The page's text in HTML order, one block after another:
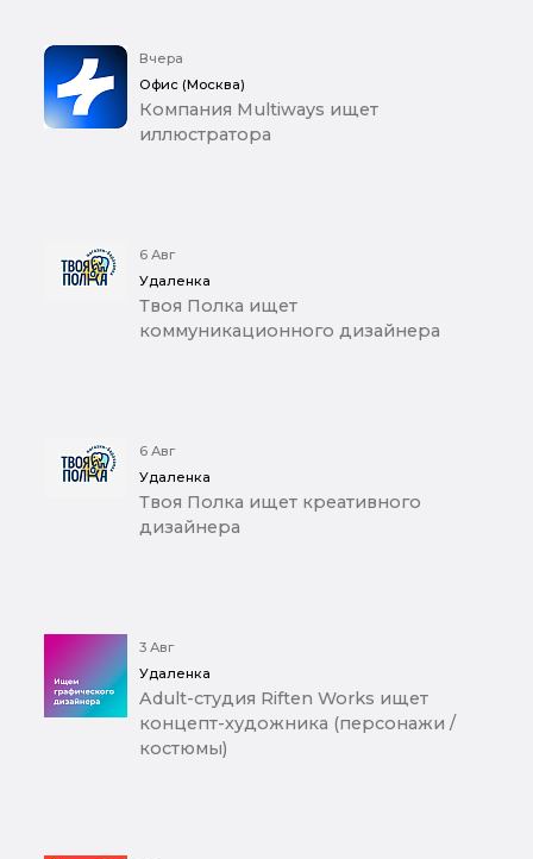
Вчера
Офис (Москва)
Компания Multiways ищет
иллюстратора
6 Авг
Удаленка
Твоя Полка ищет
коммуникационного дизайнера
6 Авг
Удаленка
Твоя Полка ищет креативного
дизайнера
3 Авг
Удаленка
Adult-студия Riften Works ищет
концепт-художника (персонажи /
костюмы)